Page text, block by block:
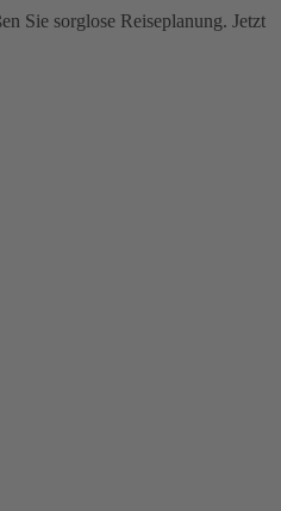
Sie sorglose Reiseplanung. Jetzt